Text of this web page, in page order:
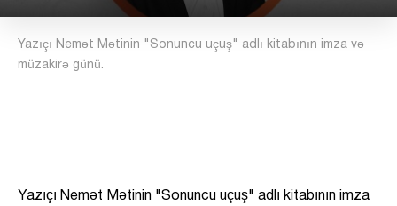
Yazıçı Nemət Mətinin "Sonuncu uçuş" adlı kitabının imza və
müzakirə günü.
Yazıçı Nemət Mətinin "Sonuncu uçuş" adlı kitabının imza